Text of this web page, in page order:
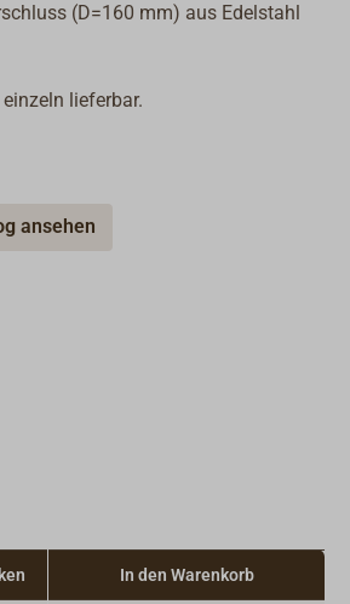
(D=160 mm) aus Edelstahl
lieferbar.
ansehen
In den Warenkorb